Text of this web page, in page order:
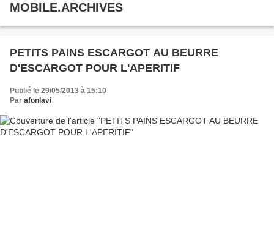
MOBILE.ARCHIVES
PETITS PAINS ESCARGOT AU BEURRE
D'ESCARGOT POUR L'APERITIF
Publié le 29/05/2013 à 15:10
Par afonlavi